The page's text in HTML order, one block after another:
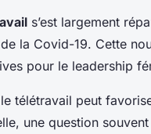
s’est largement
la Covid-19. Cette
pour le leadership
télétravail peut
une question